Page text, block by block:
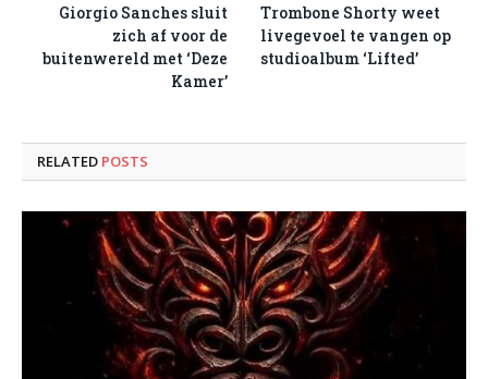
Giorgio Sanches sluit
zich af voor de
buitenwereld met ‘Deze
Kamer’
Trombone Shorty weet
livegevoel te vangen op
studioalbum ‘Lifted’
RELATED POSTS